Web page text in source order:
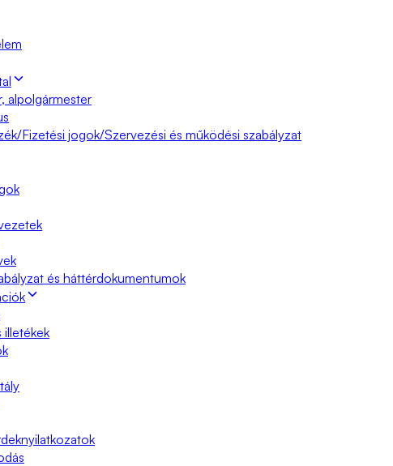
alpolgármester
Fizetési jogok/Szervezési és működési szabályzat
és háttérdokumentumok
illetékek